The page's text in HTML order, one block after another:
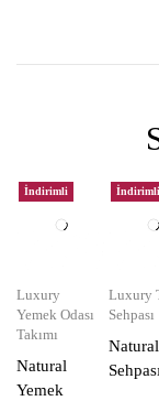
İndirimli
Luxury
Yemek Odası
Takımı
Natural
Yemek
İndirimli
Luxury
Sehpası